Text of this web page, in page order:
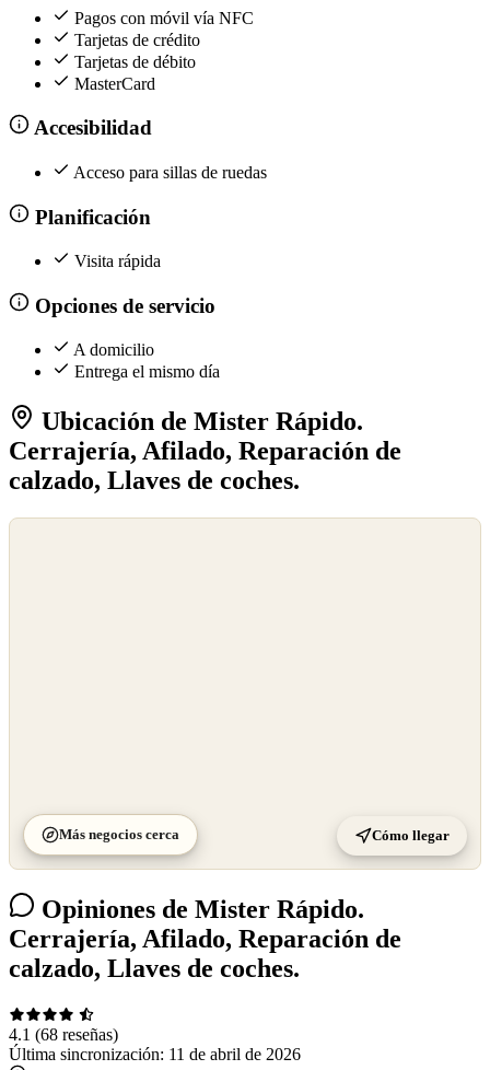
Pagos con móvil vía NFC
Tarjetas de crédito
Tarjetas de débito
MasterCard
Accesibilidad
Acceso para sillas de ruedas
Planificación
Visita rápida
Opciones de servicio
A domicilio
Entrega el mismo día
Ubicación de Mister Rápido.
Cerrajería, Afilado, Reparación de
calzado, Llaves de coches.
Más negocios cerca Cómo llegar
Opiniones de Mister Rápido.
Cerrajería, Afilado, Reparación de
calzado, Llaves de coches.
4.1 (68 reseñas)
Última sincronización: 11 de abril de 2026